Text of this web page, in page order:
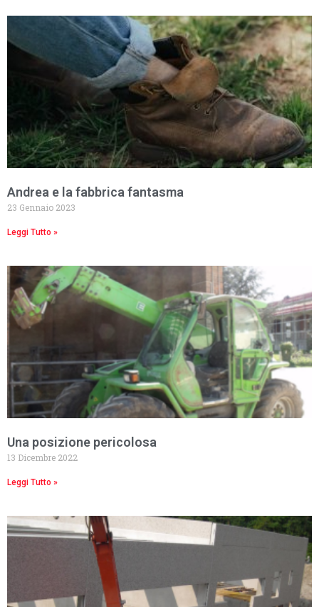
Andrea e la fabbrica fantasma
23 Gennaio 2023
Leggi Tutto »
Una posizione pericolosa
13 Dicembre 2022
Leggi Tutto »